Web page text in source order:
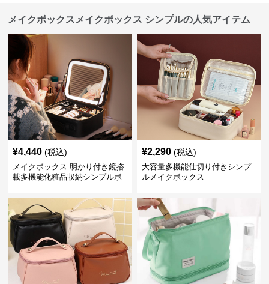
メイクボックスメイクボックス シンプルの人気アイテム
¥4,440 (税込)
メイクボックス 明かり付き鏡搭
載多機能化粧品収納シンプルボ
¥2,290 (税込)
大容量多機能仕切り付きシンプ
ルメイクボックス